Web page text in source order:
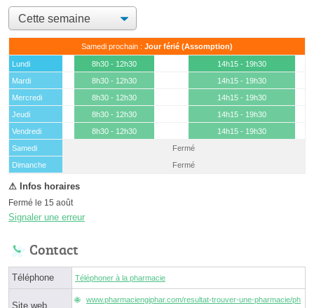
Samedi prochain : Jour férié (Assomption)
Lundi 8h30 - 12h30
14h15 - 19h30
Mardi
8h30 - 12h30
14h15 - 19h30
Mercredi
8h30 - 12h30
14h15 - 19h30
Jeudi
8h30 - 12h30
14h15 - 19h30
Vendredi
8h30 - 12h30
14h15 - 19h30
Samedi
(15 août)
Fermé
Dimanche
Fermé
Fermé le 15 août
Signaler une erreur
Contact
Téléphone Téléphoner à la pharmacie
Site web
www.pharmaciengiphar.com/resultat-trouver-une-pharmacie/ph